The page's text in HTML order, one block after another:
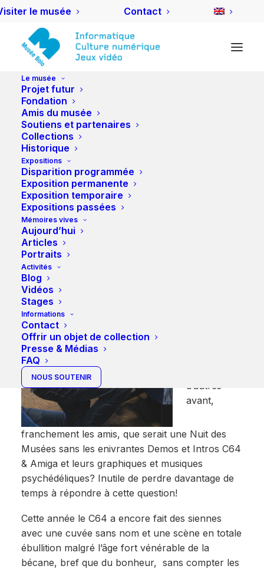
le musée Contact
Le musée
Projet futur
Fondation
Amis du musée
Soutiens et partenaires
Collections
Historique
Expositions
Disparition programmée
Exposition permanente
Exposition temporaire
Expositions passées
Mémoires vives
Aujourd’hui
Articles
Portraits
Activités
Blog
Vidéos
Stages
Informations
Contact
Offrir un objet de collection
Presse & Médias
FAQ
NOUS SOUTENIR
LOAD"C64 INTROS-
DEMOS NDM18*",8,1
27 DÉCEMBRE 2018 | INNUIT DES MUSÉES
d’autres
avant,
franchement les amis, que serait une Nuit des
Musées sans les enivrantes Demos et Intros C64
& Amiga et leurs graphiques et musiques
psychédéliques? Inutile de perdre davantage de
temps à répondre à cette question!
Cette année le C64 a encore fait des siennes
avec une cuvée sans nom et une scène en totale
ébullition malgré l’âge fort vénérable de la
bécane, bref que du bonheur, sans compter les